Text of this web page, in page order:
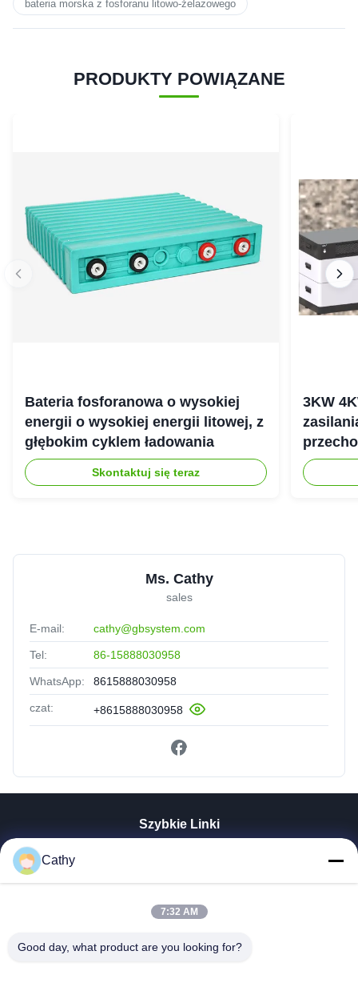
bateria morska z fosforanu litowo-żelazowego
PRODUKTY POWIĄZANE
Bateria fosforanowa o wysokiej
energii o wysokiej energii litowej, z
głębokim cyklem ładowania
Skontaktuj się teraz
3KW
Ms. Cathy
sales
E-mail: cathy@gbsystem.com
Tel: 86-15888030958
WhatsApp: 8615888030958
czat: +8615888030958
Szybkie Linki
Pokaz VR
Wycieczka Po Fabryce
Cathy
7:32 AM
Good day, what product are you looking for?